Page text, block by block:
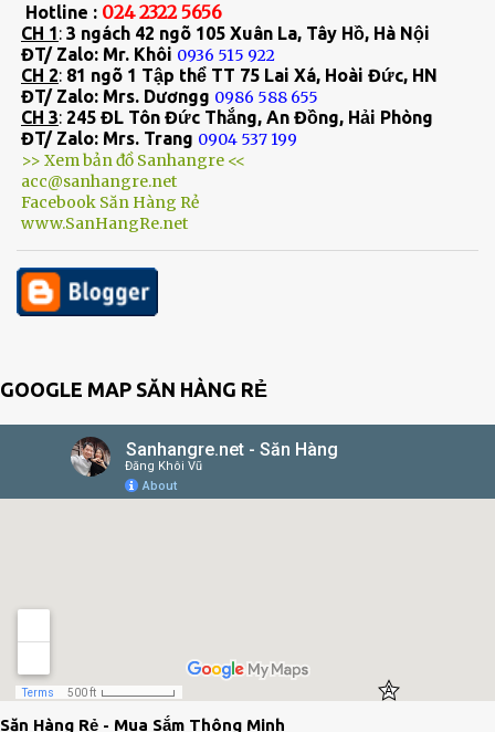
khi chế biến món ăn, làm bánh hoặc kiểm soát khẩu phần ăn
hằng ngày. - TẢI TRỌNG TỐI ĐA LÊN ĐẾN 10 KG Với tải trọng tối
đa 10kg, Kalpen T5 đáp ứng tốt nhu cầu cân nhiều loại thực phẩm
và nguyên liệu khác nhau trong gian bếp. Người dùng có ...
Hotline : 024 2322 5656
CH 1 : 3 ngách 42 ngõ 105 Xuân La, Tây Hồ, Hà Nội
ĐT/ Zalo: Mr. Khôi 0936 515 922
CH 2: 81 ngõ 1 Tập thể TT 75 Lai Xá, Hoài Đức, HN
ĐT/ Zalo: Mrs. Dươngg 0986 588 655
CH 3: 245 ĐL Tôn Đức Thắng, An Đồng, Hải Phòng
ĐT/ Zalo: Mrs. Trang 0904 537 199
>> Xem bản đồ Sanhangre <<
acc@sanhangre.net
Facebook Săn Hàng Rẻ
www.SanHangRe.net
GOOGLE MAP SĂN HÀNG RẺ
Săn Hàng Rẻ - Mua Sắm Thông Minh